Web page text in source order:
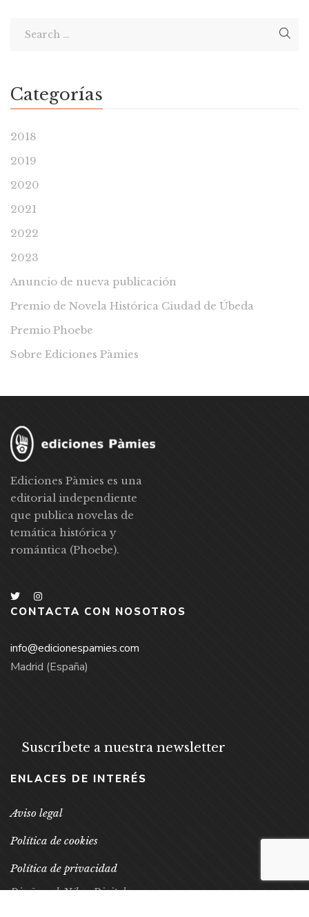
Categorías
2018
2019
2020
2021
2022
2023
Anuncio de nueva publicación
Premio de Novela Histórica Ciudad de Úbeda
Premio Phoebe
Sobre Ediciones Pàmies
Ediciones Pàmies es una
editorial independiente
que publica novelas de
temática histórica y
romántica (Phoebe).
CONTACTA CON NOSOTROS
info@edicionespamies.com
Madrid (España)
Suscríbete a nuestra newsletter
ENLACES DE INTERÉS
Aviso legal
Política de cookies
Política de privacidad
Diseño web Néboa Digital.